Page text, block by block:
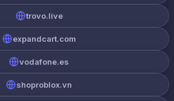
trovo.live
expandcart.com
vodafone.es
shoproblox.vn